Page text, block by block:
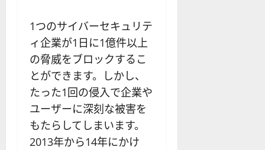
1つのサイバーセキュリテ
ィ企業が1日に1億件以上
の脅威をブロックするこ
とができます。しかし、
たった1回の侵入で企業や
ユーザーに深刻な被害を
もたらしてしまいます。
2013年から14年にかけ